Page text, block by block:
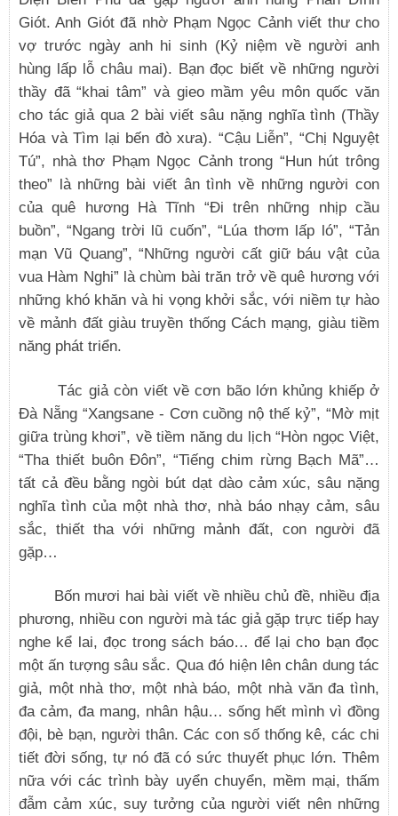
Giót. Anh Giót đã nhờ Phạm Ngọc Cảnh viết thư cho
vợ trước ngày anh hi sinh (Kỷ niệm về người anh
hùng lấp lỗ châu mai). Bạn đọc biết về những người
thầy đã “khai tâm” và gieo mầm yêu môn quốc văn
cho tác giả qua 2 bài viết sâu nặng nghĩa tình (Thầy
Hóa và Tìm lại bến đò xưa). “Cậu Liễn”, “Chị Nguyệt
Tú”, nhà thơ Phạm Ngọc Cảnh trong “Hun hút trông
theo” là những bài viết ân tình về những người con
của quê hương Hà Tĩnh “Đi trên những nhịp cầu
buồn”, “Ngang trời lũ cuốn”, “Lúa thơm lấp ló”, “Tản
mạn Vũ Quang”, “Những người cất giữ báu vật của
vua Hàm Nghi” là chùm bài trăn trở về quê hương với
những khó khăn và hi vọng khởi sắc, với niềm tự hào
về mảnh đất giàu truyền thống Cách mạng, giàu tiềm
năng phát triển.
Tác giả còn viết về cơn bão lớn khủng khiếp ở
Đà Nẵng “Xangsane - Cơn cuồng nộ thế kỷ”, “Mờ mịt
giữa trùng khơi”, về tiềm năng du lịch “Hòn ngọc Việt,
“Tha thiết buôn Đôn”, “Tiếng chim rừng Bạch Mã”…
tất cả đều bằng ngòi bút dạt dào cảm xúc, sâu nặng
nghĩa tình của một nhà thơ, nhà báo nhạy cảm, sâu
sắc, thiết tha với những mảnh đất, con người đã
gặp…
Bốn mươi hai bài viết về nhiều chủ đề, nhiều địa
phương, nhiều con người mà tác giả gặp trực tiếp hay
nghe kể lai, đọc trong sách báo… để lại cho bạn đọc
một ấn tượng sâu sắc. Qua đó hiện lên chân dung tác
giả, một nhà thơ, một nhà báo, một nhà văn đa tình,
đa cảm, đa mang, nhân hậu… sống hết mình vì đồng
đội, bè bạn, người thân. Các con số thống kê, các chi
tiết đời sống, tự nó đã có sức thuyết phục lớn. Thêm
nữa với các trình bày uyển chuyển, mềm mại, thấm
đẫm cảm xúc, suy tưởng của người viết nên những